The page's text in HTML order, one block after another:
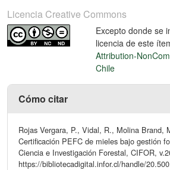
Licencia Creative Commons
Excepto donde se
licencia de este
Attribution-
Chile
Cómo citar
Rojas Vergara, P., Vidal, R., Molina Brand,
Certificación PEFC de mieles bajo gestión
Ciencia e Investigación Forestal, CIFOR,
https://bibliotecadigital.infor.cl/handle/